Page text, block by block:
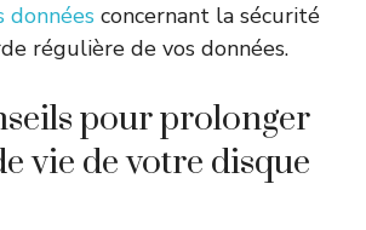
données concernant la sécurité
régulière de vos données.
pour prolonger
vie de votre disque